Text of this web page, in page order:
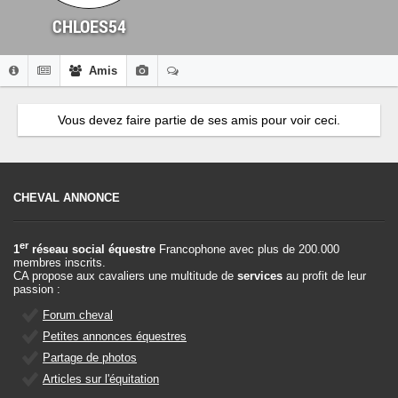
CHLOES54
Amis
Vous devez faire partie de ses amis pour voir ceci.
CHEVAL ANNONCE
1er réseau social équestre Francophone avec plus de 200.000
membres inscrits.
CA propose aux cavaliers une multitude de services au profit de leur
passion :
Forum cheval
Petites annonces équestres
Partage de photos
Articles sur l'équitation